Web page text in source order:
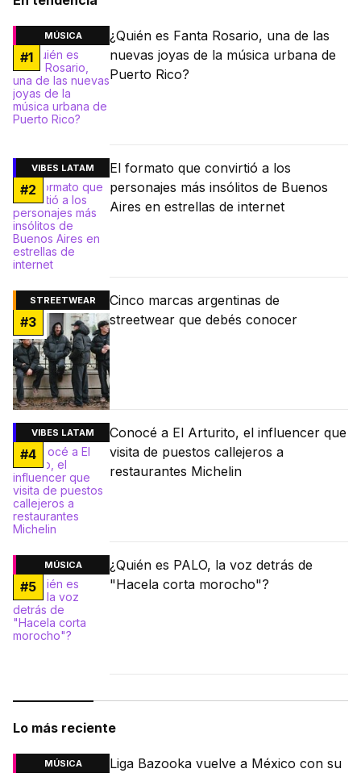
MÚSICA
#1
¿Quién es Fanta Rosario, una de las
nuevas joyas de la música urbana de
Puerto Rico?
VIBES LATAM
#2
El formato que convirtió a los
personajes más insólitos de Buenos
Aires en estrellas de internet
STREETWEAR
#3
Cinco marcas argentinas de
streetwear que debés conocer
VIBES LATAM
#4
Conocé a El Arturito, el influencer que
visita de puestos callejeros a
restaurantes Michelin
MÚSICA
#5
¿Quién es PALO, la voz detrás de
"Hacela corta morocho"?
Lo más reciente
MÚSICA
Liga Bazooka vuelve a México con su